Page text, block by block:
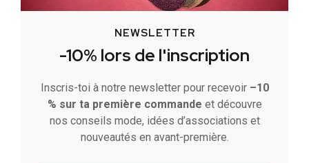
NEWSLETTER
-10% lors de l'inscription
Inscris-toi à notre newsletter pour recevoir –10
% sur ta première commande et découvre
nos conseils mode, idées d’associations et
nouveautés en avant-première.